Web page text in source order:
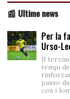
📰 Ultime news
Per la
Urso-
Il
tempi
passo
con i